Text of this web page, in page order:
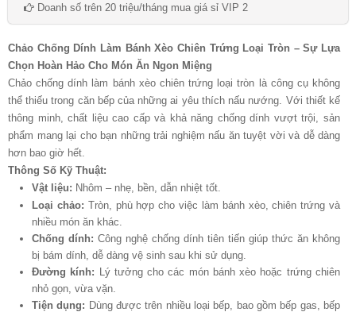
Doanh số trên 20 triệu/tháng mua giá sỉ VIP 2
Chảo Chống Dính Làm Bánh Xèo Chiên Trứng Loại Tròn – Sự Lựa
Chọn Hoàn Hảo Cho Món Ăn Ngon Miệng
Chảo chống dính làm bánh xèo chiên trứng loại tròn là công cụ không
thể thiếu trong căn bếp của những ai yêu thích nấu nướng. Với thiết kế
thông minh, chất liệu cao cấp và khả năng chống dính vượt trội, sản
phẩm mang lại cho bạn những trải nghiệm nấu ăn tuyệt vời và dễ dàng
hơn bao giờ hết.
Thông Số Kỹ Thuật:
Vật liệu: Nhôm – nhẹ, bền, dẫn nhiệt tốt.
Loại chảo: Tròn, phù hợp cho việc làm bánh xèo, chiên trứng và
nhiều món ăn khác.
Chống dính: Công nghệ chống dính tiên tiến giúp thức ăn không
bị bám dính, dễ dàng vệ sinh sau khi sử dụng.
Đường kính: Lý tưởng cho các món bánh xèo hoặc trứng chiên
nhỏ gọn, vừa vặn.
Tiện dụng: Dùng được trên nhiều loại bếp, bao gồm bếp gas, bếp